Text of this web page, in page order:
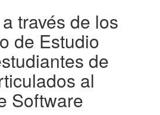
través de los
de Estudio
de
al
Software